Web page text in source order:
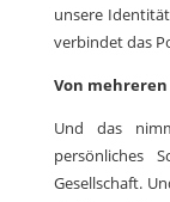
unsere
verbindet das
Von
Und das
persönliches
Gesellschaft.